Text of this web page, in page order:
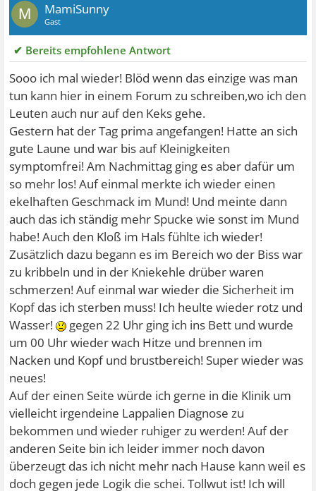
M MamiSunny
Gast
✔ Bereits empfohlene Antwort
Sooo ich mal wieder! Blöd wenn das einzige was man
tun kann hier in einem Forum zu schreiben,wo ich den
Leuten auch nur auf den Keks gehe.
Gestern hat der Tag prima angefangen! Hatte an sich
gute Laune und war bis auf Kleinigkeiten
symptomfrei! Am Nachmittag ging es aber dafür um
so mehr los! Auf einmal merkte ich wieder einen
ekelhaften Geschmack im Mund! Und meinte dann
auch das ich ständig mehr Spucke wie sonst im Mund
habe! Auch den Kloß im Hals fühlte ich wieder!
Zusätzlich dazu begann es im Bereich wo der Biss war
zu kribbeln und in der Kniekehle drüber waren
schmerzen! Auf einmal war wieder die Sicherheit im
Kopf das ich sterben muss! Ich heulte wieder rotz und
Wasser!
gegen 22 Uhr ging ich ins Bett und wurde
um 00 Uhr wieder wach Hitze und brennen im
Nacken und Kopf und brustbereich! Super wieder was
neues!
Auf der einen Seite würde ich gerne in die Klinik um
vielleicht irgendeine Lappalien Diagnose zu
bekommen und wieder ruhiger zu werden! Auf der
anderen Seite bin ich leider immer noch davon
überzeugt das ich nicht mehr nach Hause kann weil es
doch gegen jede Logik die schei. Tollwut ist! Ich will